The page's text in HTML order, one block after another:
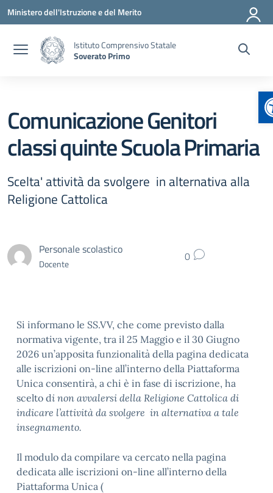
Vai ai contenuti
Vai al menu di navigazione
Vai al footer
Ministero dell'Istruzione e del Merito
Istituto Comprensivo Statale
Soverato Primo
Comunicazione Genitori
classi quinte Scuola Primaria
Scelta' attività da svolgere in alternativa alla
Religione Cattolica
Personale scolastico
Docente 0
Si informano le SS.VV, che come previsto dalla
normativa vigente, tra il 25 Maggio e il 30 Giugno
2026 un’apposita funzionalità della pagina dedicata
alle iscrizioni on-line all’interno della Piattaforma
Unica consentirà, a chi è in fase di iscrizione, ha
scelto di non avvalersi della Religione Cattolica di
indicare l’attività da svolgere in alternativa a tale
insegnamento.
Il modulo da compilare va cercato nella pagina
dedicata alle iscrizioni on-line all’interno della
Piattaforma Unica (